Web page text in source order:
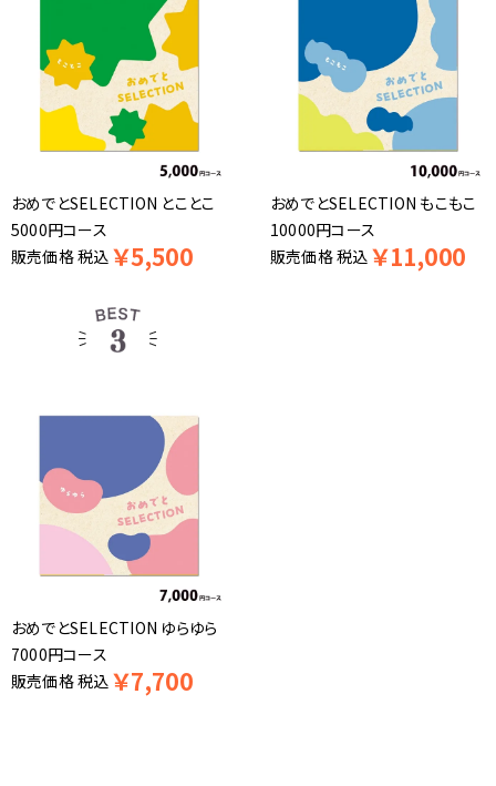
おめでとSELECTION とことこ
5000円コース
販売価格税込 ￥5,500
おめでとSELECTION もこもこ
10000円コース
販売価格税込 ￥11,000
おめでとSELECTION ゆらゆら
7000円コース
販売価格税込 ￥7,700